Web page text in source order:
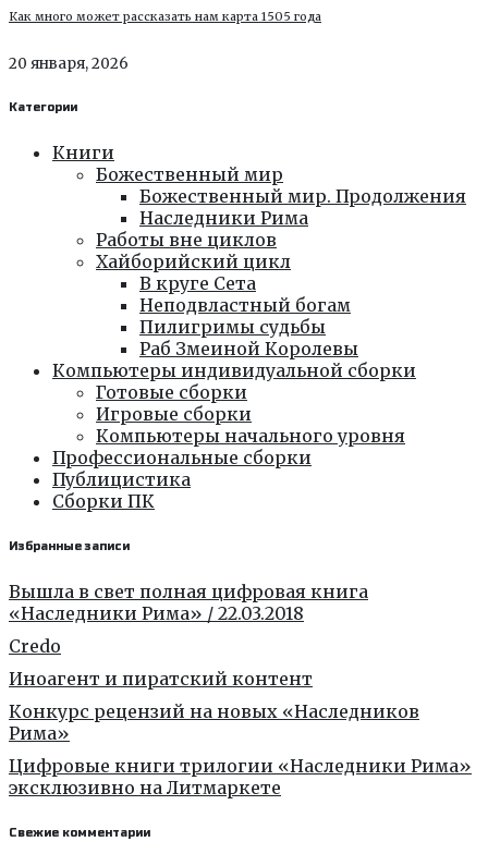
Как много может рассказать нам карта 1505 года
20 января, 2026
Категории
Книги
Божественный мир
Божественный мир. Продолжения
Наследники Рима
Работы вне циклов
Хайборийский цикл
В круге Сета
Неподвластный богам
Пилигримы судьбы
Раб Змеиной Королевы
Компьютеры индивидуальной сборки
Готовые сборки
Игровые сборки
Компьютеры начального уровня
Профессиональные сборки
Публицистика
Сборки ПК
Избранные записи
Вышла в свет полная цифровая книга
«Наследники Рима» / 22.03.2018
Credo
Иноагент и пиратский контент
Конкурс рецензий на новых «Наследников
Рима»
Цифровые книги трилогии «Наследники Рима»
эксклюзивно на Литмаркете
Свежие комментарии